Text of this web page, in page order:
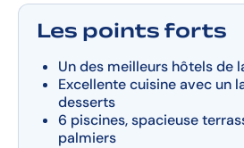
Les points forts
Un des meilleurs hôtels de
Excellente cuisine avec un
desserts
6 piscines, spacieuse
palmiers